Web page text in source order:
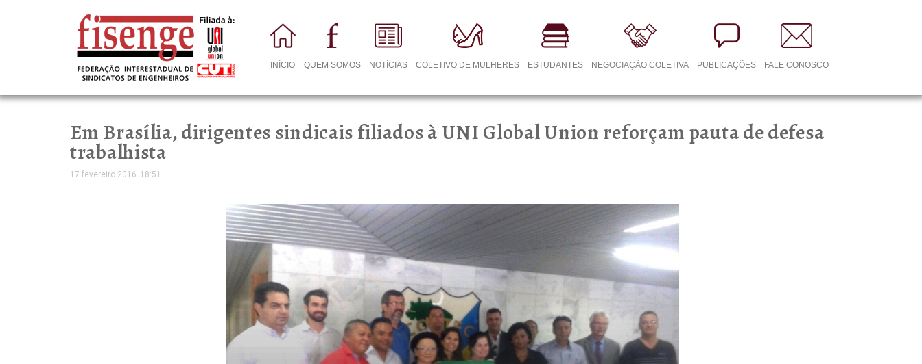
INÍCIO QUEM SOMOS NOTÍCIAS COLETIVO DE MULHERES ESTUDANTES NEGOCIAÇÃO COLETIVA PUBLICAÇÕES FALE CONOSCO
Em Brasília, dirigentes sindicais filiados à UNI Global Union reforçam pauta de defesa
trabalhista
17 fevereiro 2016 18:51